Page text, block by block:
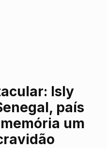
Isly
país
um